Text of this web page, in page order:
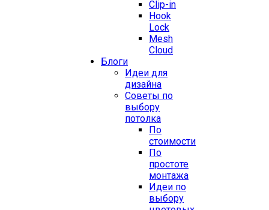
Clip-in
Hook
Lock
Mesh
Cloud
Блоги
Идеи для
дизайна
Советы по
выбору
потолка
По
стоимости
По
простоте
монтажа
Идеи по
выбору